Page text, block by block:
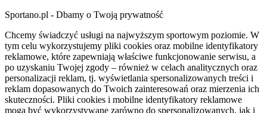
Sportano.pl - Dbamy o Twoją prywatność
Chcemy świadczyć usługi na najwyższym sportowym poziomie. W
tym celu wykorzystujemy pliki cookies oraz mobilne identyfikatory
reklamowe, które zapewniają właściwe funkcjonowanie serwisu, a
po uzyskaniu Twojej zgody – również w celach analitycznych oraz
personalizacji reklam, tj. wyświetlania spersonalizowanych treści i
reklam dopasowanych do Twoich zainteresowań oraz mierzenia ich
skuteczności. Pliki cookies i mobilne identyfikatory reklamowe
mogą być wykorzystywane zarówno do spersonalizowanych, jak i